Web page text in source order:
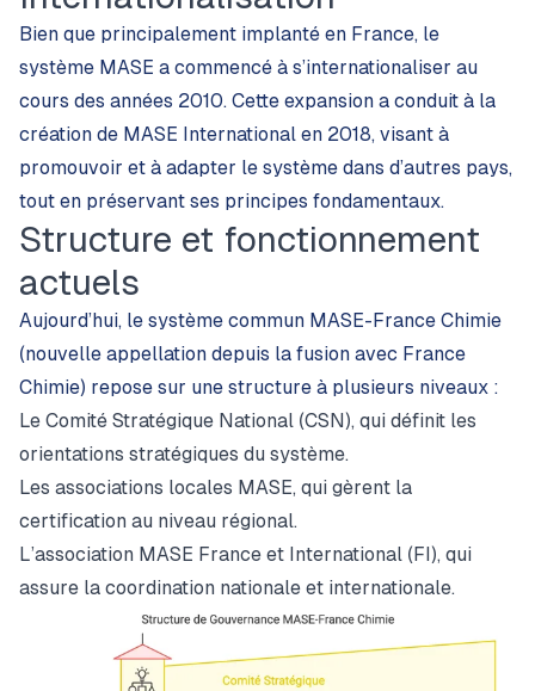
Bien que principalement implanté en France, le
système MASE a commencé à s’internationaliser au
cours des années 2010. Cette expansion a conduit à la
création de MASE International en 2018, visant à
promouvoir et à adapter le système dans d’autres pays,
tout en préservant ses principes fondamentaux.
Structure et fonctionnement
actuels
Aujourd’hui, le système commun MASE-France Chimie
(nouvelle appellation depuis la fusion avec France
Chimie) repose sur une structure à plusieurs niveaux :
Le Comité Stratégique National (CSN), qui définit les
orientations stratégiques du système.
Les associations locales MASE, qui gèrent la
certification au niveau régional.
L’association MASE France et International (FI), qui
assure la coordination nationale et internationale.